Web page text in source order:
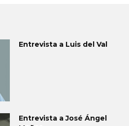
Entrevista a Luis del Val
Entrevista a José Ángel